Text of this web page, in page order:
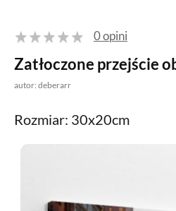
0 opini
Zatłoczone przejście
autor: deberarr
Rozmiar: 30x20cm